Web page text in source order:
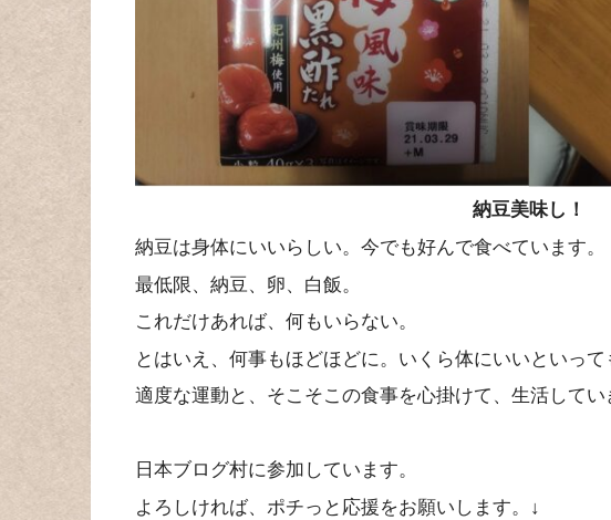
納豆美味し！
納豆は身体にいいらしい。今でも好んで食べています。
最低限、納豆、卵、白飯。
これだけあれば、何もいらない。
とはいえ、何事もほどほどに。いくら体にいいといって
適度な運動と、そこそこの食事を心掛けて、生活してい
日本ブログ村に参加しています。
よろしければ、ポチっと応援をお願いします。↓